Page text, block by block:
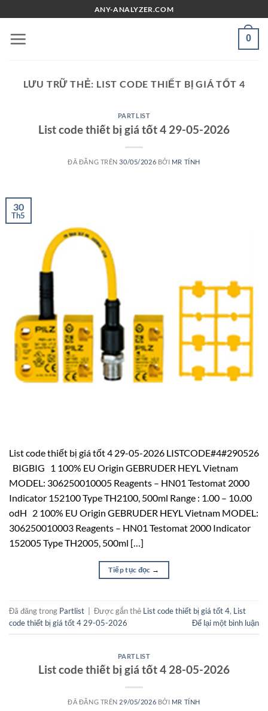
đến
nội
ANY-ANALYZER.COM
0
LƯU TRỮ THẺ: LIST CODE THIẾT BỊ GIÁ TỐT 4
PARTLIST
List code thiết bị giá tốt 4 29-05-2026
ĐÃ ĐĂNG TRÊN 30/05/2026 BỞI MR TÍNH
30
Th5
List code thiết bị giá tốt 4 29-05-2026 LISTCODE#4#290526
BIGBIG 1 100% EU Origin GEBRUDER HEYL Vietnam
MODEL: 306250010005 Reagents – HN01 Testomat 2000
Indicator 152100 Type TH2100, 500ml Range : 1.00 – 10.00
odH 2 100% EU Origin GEBRUDER HEYL Vietnam MODEL:
306250010003 Reagents – HN01 Testomat 2000 Indicator
152005 Type TH2005, 500ml […]
Tiếp tục đọc →
Đã đăng trong Partlist Được gắn thẻ List code thiết bị giá tốt 4, List
code thiết bị giá tốt 4 29-05-2026
Để lại một bình luận
PARTLIST
List code thiết bị giá tốt 4 28-05-2026
ĐÃ ĐĂNG TRÊN 29/05/2026 BỞI MR TÍNH